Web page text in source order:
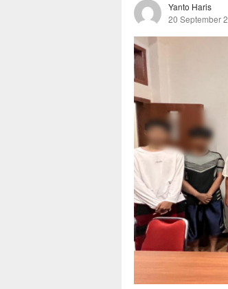
Yanto Haris
20 September